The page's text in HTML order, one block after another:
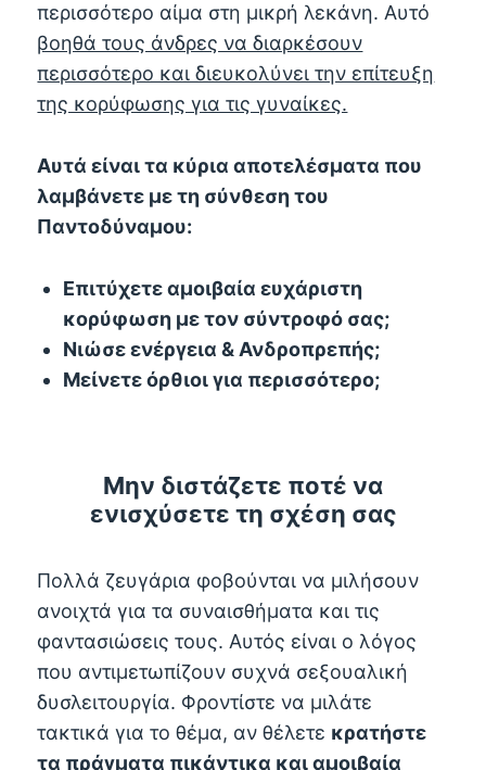
περισσότερο αίμα στη μικρή λεκάνη. Αυτό
βοηθά τους άνδρες να διαρκέσουν
περισσότερο και διευκολύνει την επίτευξη
της κορύφωσης για τις γυναίκες.
Αυτά είναι τα κύρια αποτελέσματα που
λαμβάνετε με τη σύνθεση του
Παντοδύναμου:
Επιτύχετε αμοιβαία ευχάριστη
κορύφωση με τον σύντροφό σας;
Νιώσε ενέργεια & Ανδροπρεπής;
Μείνετε όρθιοι για περισσότερο;
Μην διστάζετε ποτέ να
ενισχύσετε τη σχέση σας
Πολλά ζευγάρια φοβούνται να μιλήσουν
ανοιχτά για τα συναισθήματα και τις
φαντασιώσεις τους. Αυτός είναι ο λόγος
που αντιμετωπίζουν συχνά σεξουαλική
δυσλειτουργία. Φροντίστε να μιλάτε
τακτικά για το θέμα, αν θέλετε κρατήστε
τα πράγματα πικάντικα και αμοιβαία